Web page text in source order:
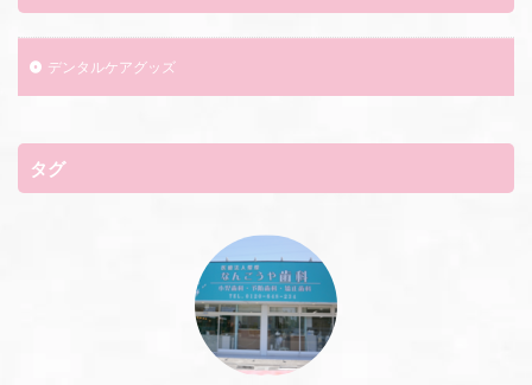
デンタルケアグッズ
タグ